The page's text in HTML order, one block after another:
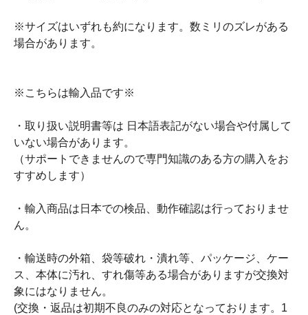
※サイズはいずれも約になります。数ミリのズレがある
場合があります。
※こちらは輸入品です※
・取り扱い説明書等は 日本語表記がない場合や付属して
いない場合があります。
（サポートできませんので専門知識のある方の購入をお
すすめします）
・輸入商品は日本での検品、動作確認は行っておりませ
ん。
・輸送時の外箱、袋等破れ・潰れ等、パッケージ、ケー
ス、本体に汚れ、すれ傷等ある場合がありますが交換対
象にはなりません。
(交換・返品は初期不良のみの対応となっております。1